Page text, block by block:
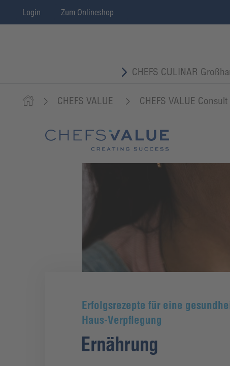
Login Zum Onlineshop
CHEFS CULINAR
CHEFS VALUE CHEFS VALUE Consult
Erfolgsrezepte für eine
Haus-Verpflegung
Ernährung